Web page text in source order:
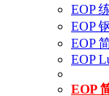
EOP
EOP
EOP
EOP
EOP